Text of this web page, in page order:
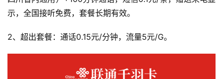
示，全国接听免费，套餐长期有效。
2、超出套餐：通话0.15元/分钟，流量5元/G。